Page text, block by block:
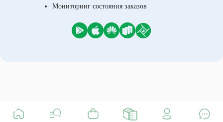
Мониторинг состояния заказов